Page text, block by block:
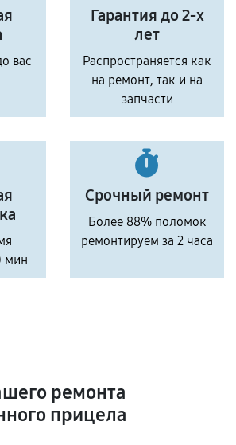
вас
Гарантия до 2-х
лет
Распространяется как
на ремонт, так и на
запчасти
мин
Срочный ремонт
Более 88% поломок
ремонтируем за 2 часа
ремонта
прицела